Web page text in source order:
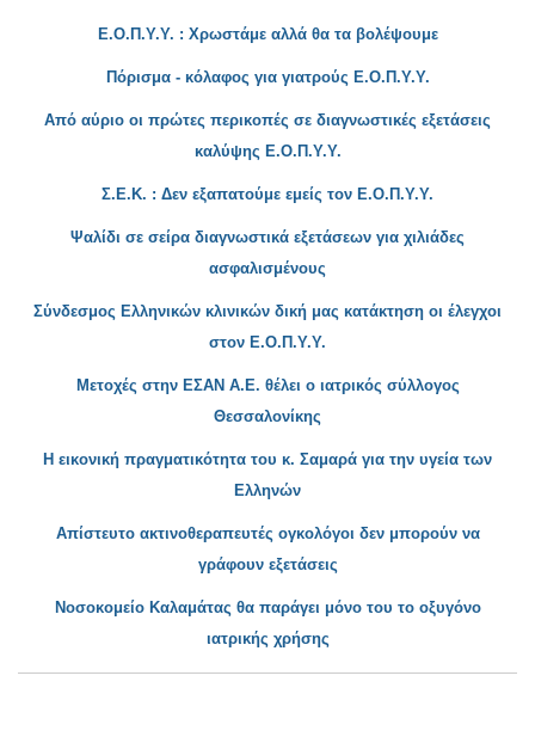
Ε.Ο.Π.Υ.Υ. : Χρωστάμε αλλά θα τα βολέψουμε
Πόρισμα - κόλαφος για γιατρούς Ε.Ο.Π.Υ.Υ.
Από αύριο οι πρώτες περικοπές σε διαγνωστικές εξετάσεις
καλύψης Ε.Ο.Π.Υ.Υ.
Σ.Ε.Κ. : Δεν εξαπατούμε εμείς τον Ε.Ο.Π.Υ.Υ.
Ψαλίδι σε σείρα διαγνωστικά εξετάσεων για χιλιάδες
ασφαλισμένους
Σύνδεσμος Ελληνικών κλινικών δική μας κατάκτηση οι έλεγχοι
στον Ε.Ο.Π.Υ.Υ.
Μετοχές στην ΕΣΑΝ Α.Ε. θέλει ο ιατρικός σύλλογος
Θεσσαλονίκης
Η εικονική πραγματικότητα του κ. Σαμαρά για την υγεία των
Ελληνών
Απίστευτο ακτινοθεραπευτές ογκολόγοι δεν μπορούν να
γράφουν εξετάσεις
Νοσοκομείο Καλαμάτας θα παράγει μόνο του το οξυγόνο
ιατρικής χρήσης